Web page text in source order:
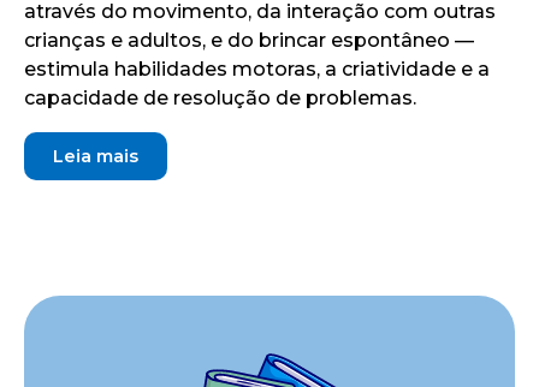
através do movimento, da interação com outras
crianças e adultos, e do brincar espontâneo —
estimula habilidades motoras, a criatividade e a
capacidade de resolução de problemas.
Leia mais